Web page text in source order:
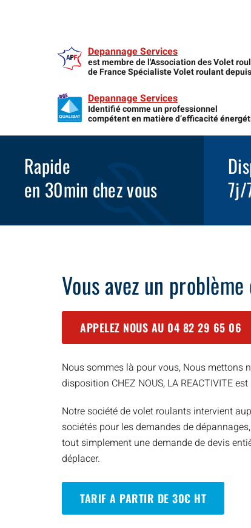
Depannage Services
est membre de l'Association des Volet
de France Spécialiste Volet roulant
Depannage Services
Identifié comme un professionnel
compétent en matière d’efficacité
Rapide
en 30min chez vous
7j/
Vous avez un problème
APPELEZ NOUS AU 04 82 29 65 06
Nous sommes là pour vous, Nous mettons
disposition CHEZ NOUS, LA REACTIVITE est
Notre société de volet roulants intervient
sociétés pour les demandes de
tout simplement une demande de devis
déplacer.
TARIF A PARTIR DE 30€ HT